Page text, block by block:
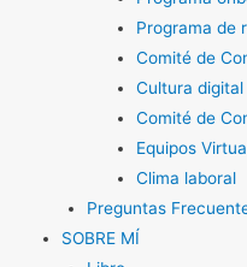
Programa de
Comité de
Cultura digital
Comité de
Equipos
Clima laboral
Preguntas
SOBRE MÍ